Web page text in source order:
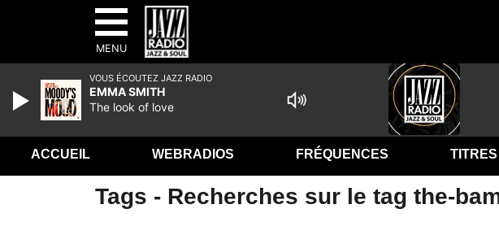
MENU
ACCUEIL WEBRADIOS FRÉQUENCES
Tags - Recherches sur le tag the-
VOUS ÉCOUTEZ JAZZ RADIO
EMMA SMITH
The look of love